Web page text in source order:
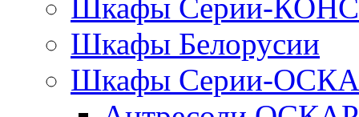
Шкафы Серии-
Шкафы Белорусии
Шкафы Серии-